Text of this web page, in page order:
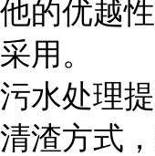
他的优越
采用。
污水处理
清渣方式